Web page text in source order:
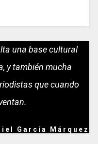
una base cultural
y también mucha
que cuando
García Márquez